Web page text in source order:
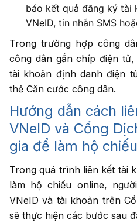
báo kết quả đăng ký tài
VNeID, tin nhắn SMS
Trong trường hợp công
công dân gắn chíp điện
tài khoản định danh điện
thẻ Căn cước công dân.
Hướng dẫn cách
VNeID và Cổng
gia để làm hộ
Trong quá trình liên kết tài
làm hộ chiếu online,
VNeID và tài khoản trên
sẽ thực hiện các bước sau